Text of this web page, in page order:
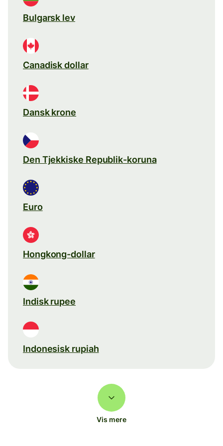
Bulgarsk lev
Canadisk dollar
Dansk krone
Den Tjekkiske Republik-koruna
Euro
Hongkong-dollar
Indisk rupee
Indonesisk rupiah
Vis mere